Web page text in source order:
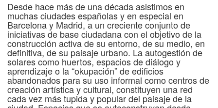
Desde hace más de una década asistimos en
muchas ciudades españolas y en especial en
Barcelona y Madrid, a un creciente conjunto de
iniciativas de base ciudadana con el objetivo de la
construcción activa de su entorno, de su medio, en
definitiva, de su paisaje urbano. La autogestión de
solares como huertos, espacios de diálogo y
aprendizaje o la “okupación” de edificios
abandonados para su uso informal como centros de
creación artística y cultural, constituyen una red
cada vez más tupida y popular del paisaje de la